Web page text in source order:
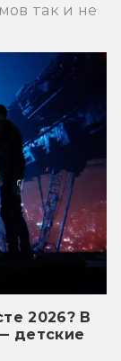
так и не
2026? В
детские